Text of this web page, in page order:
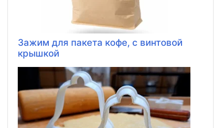
Зажим для пакета кофе, с винтовой
крышкой